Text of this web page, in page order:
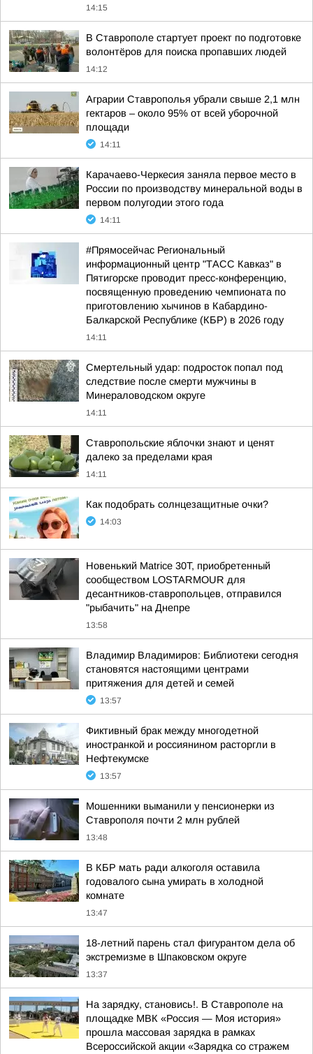
14:15
В Ставрополе стартует проект по подготовке
волонтёров для поиска пропавших людей
14:12
Аграрии Ставрополья убрали свыше 2,1 млн
гектаров – около 95% от всей уборочной
площади
14:11
Карачаево-Черкесия заняла первое место в
России по производству минеральной воды в
первом полугодии этого года
14:11
#Прямосейчас Региональный
информационный центр "ТАСС Кавказ" в
Пятигорске проводит пресс-конференцию,
посвященную проведению чемпионата по
приготовлению хычинов в Кабардино-
Балкарской Республике (КБР) в 2026 году
14:11
Смертельный удар: подросток попал под
следствие после смерти мужчины в
Минераловодском округе
14:11
Ставропольские яблочки знают и ценят
далеко за пределами края
14:11
Как подобрать солнцезащитные очки?
14:03
Новенький Matrice 30T, приобретенный
сообществом LOSTARMOUR для
десантников-ставропольцев, отправился
"рыбачить" на Днепре
13:58
Владимир Владимиров: Библиотеки сегодня
становятся настоящими центрами
притяжения для детей и семей
13:57
Фиктивный брак между многодетной
иностранкой и россиянином расторгли в
Нефтекумске
13:57
Мошенники выманили у пенсионерки из
Ставрополя почти 2 млн рублей
13:48
В КБР мать ради алкоголя оставила
годовалого сына умирать в холодной
комнате
13:47
18-летний парень стал фигурантом дела об
экстремизме в Шпаковском округе
13:37
На зарядку, становись!. В Ставрополе на
площадке МВК «Россия — Моя история»
прошла массовая зарядка в рамках
Всероссийской акции «Зарядка со стражем